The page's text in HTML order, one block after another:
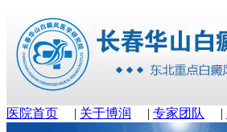
医院首页 | 关于博润 | 专家团队 |